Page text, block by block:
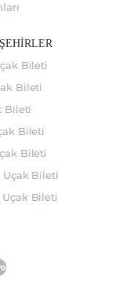
Bileti
Bileti
Bileti
Bileti
Bileti
Uçak Bileti
Bileti